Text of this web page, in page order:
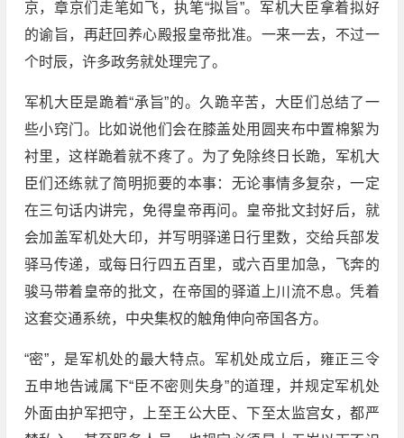
京，章京们走笔如飞，执笔“拟旨”。军机大臣拿着拟好
的谕旨，再赶回养心殿报皇帝批准。一来一去，不过一
个时辰，许多政务就处理完了。
军机大臣是跪着“承旨”的。久跪辛苦，大臣们总结了一
些小窍门。比如说他们会在膝盖处用圆夹布中置棉絮为
衬里，这样跪着就不疼了。为了免除终日长跪，军机大
臣们还练就了简明扼要的本事：无论事情多复杂，一定
在三句话内讲完，免得皇帝再问。皇帝批文封好后，就
会加盖军机处大印，并写明驿递日行里数，交给兵部发
驿马传递，或每日行四五百里，或六百里加急，飞奔的
骏马带着皇帝的批文，在帝国的驿道上川流不息。凭着
这套交通系统，中央集权的触角伸向帝国各方。
“密”，是军机处的最大特点。军机处成立后，雍正三令
五申地告诫属下“臣不密则失身”的道理，并规定军机处
外面由护军把守，上至王公大臣、下至太监宫女，都严